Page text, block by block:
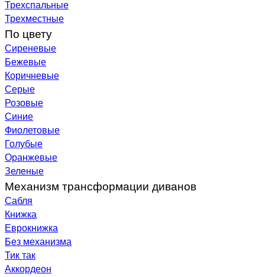
Трехспальные
Трехместные
По цвету
Сиреневые
Бежевые
Коричневые
Серые
Розовые
Синие
Фиолетовые
Голубые
Оранжевые
Зеленые
Механизм трансформации диванов
Сабля
Книжка
Еврокнижка
Без механизма
Тик так
Аккордеон